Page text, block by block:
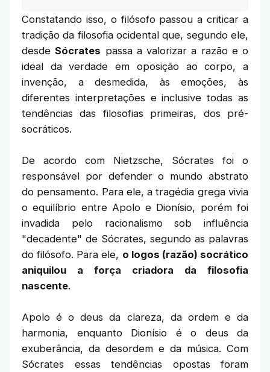
Constatando isso, o filósofo passou a criticar a
tradição da filosofia ocidental que, segundo ele,
desdeSócrates passa a valorizar a razão e o
ideal da verdade em oposição ao corpo, a
invenção, a desmedida, às emoções, às
diferentes interpretações e inclusive todas as
tendências das filosofias primeiras, dos pré-
socráticos.
De acordo com Nietzsche, Sócrates foi o
responsável por defender o mundo abstrato
do pensamento. Para ele, a tragédia grega vivia
o equilíbrio entre Apolo e Dionísio, porém foi
invadida pelo racionalismo sob influência
"decadente" de Sócrates, segundo as palavras
do filósofo. Para ele, o logos (razão) socrático
aniquilou a força criadora da filosofia
nascente.
Apolo é o deus da clareza, da ordem e da
harmonia, enquanto Dionísio é o deus da
exuberância, da desordem e da música. Com
Sócrates essas tendências opostas foram